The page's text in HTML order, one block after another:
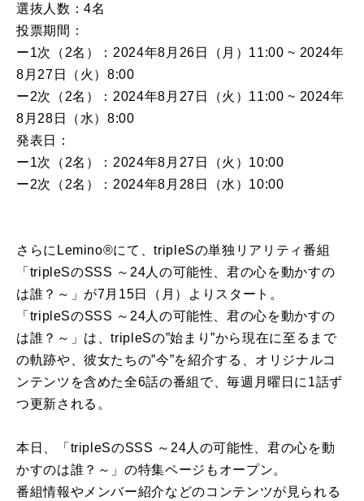
選抜人数：4名
投票期間：
ー1次（2名）：2024年8月26日（月）11:00 ~ 2024年
8月27日（火）8:00
ー2次（2名）：2024年8月27日（火）11:00 ~ 2024年
8月28日（水）8:00
発表日：
ー1次（2名）：2024年8月27日（火）10:00
ー2次（2名）：2024年8月28日（水）10:00
さらにLemino®にて、tripleSの単独リアリティ番組
「tripleSのSSS ～24人の可能性、君の心を動かすの
は誰？～」が7月15日（月）よりスタート。
「tripleSのSSS ～24人の可能性、君の心を動かすの
は誰？～」は、tripleSの”始まり”から現在に至るまで
の軌跡や、彼女たちの”今”を紹介する、オリジナルコ
ンテンツを含めた全6話の番組で、毎週月曜日に1話ず
つ更新される。
本日、「tripleSのSSS ～24人の可能性、君の心を動
かすのは誰？～」の特集ページもオープン。
番組情報やメンバー紹介などのコンテンツが見られる